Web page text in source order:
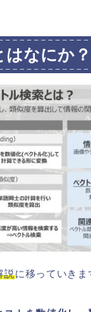
なにか？
説に移っていきま